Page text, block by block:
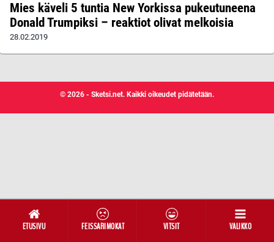
ETUSIVU FEISSARIMOKAT VITSIT VALIKKO
Mies käveli 5 tuntia New Yorkissa pukeutuneena
Donald Trumpiksi – reaktiot olivat melkoisia
28.02.2019
© 2026 - Sketsi.net. Kaikki oikeudet pidätetään.